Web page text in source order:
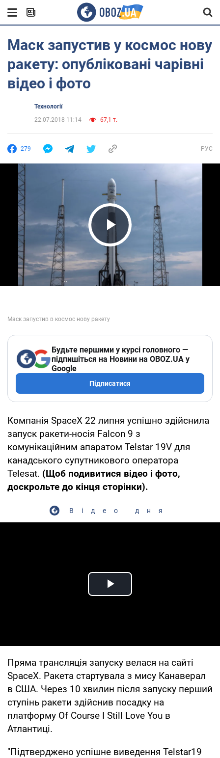
Маск запустив у космос нову
ракету: опубліковані чарівні
відео і фото
Технології
22.07.2018 11:14
67,1 т.
279 РУС
Play Video
Будьте першими у курсі головного —
підпишіться на Новини на OBOZ.UA у
Google
Підписатися
Компанія SpaceX 22 липня успішно здійснила
запуск ракети-носія Falcon 9 з
комунікаційним апаратом Telstar 19V для
канадського супутникового оператора
Telesat. (Щоб подивитися відео і фото,
доскрольте до кінця сторінки).
Відео дня
Play Video
Пряма трансляція запуску велася на сайті
SpaceX. Ракета стартувала з мису Канаверал
в США. Через 10 хвилин після запуску перший
ступінь ракети здійснив посадку на
платформу Of Course I Still Love You в
Атлантиці.
"Підтверджено успішне виведення Telstar19